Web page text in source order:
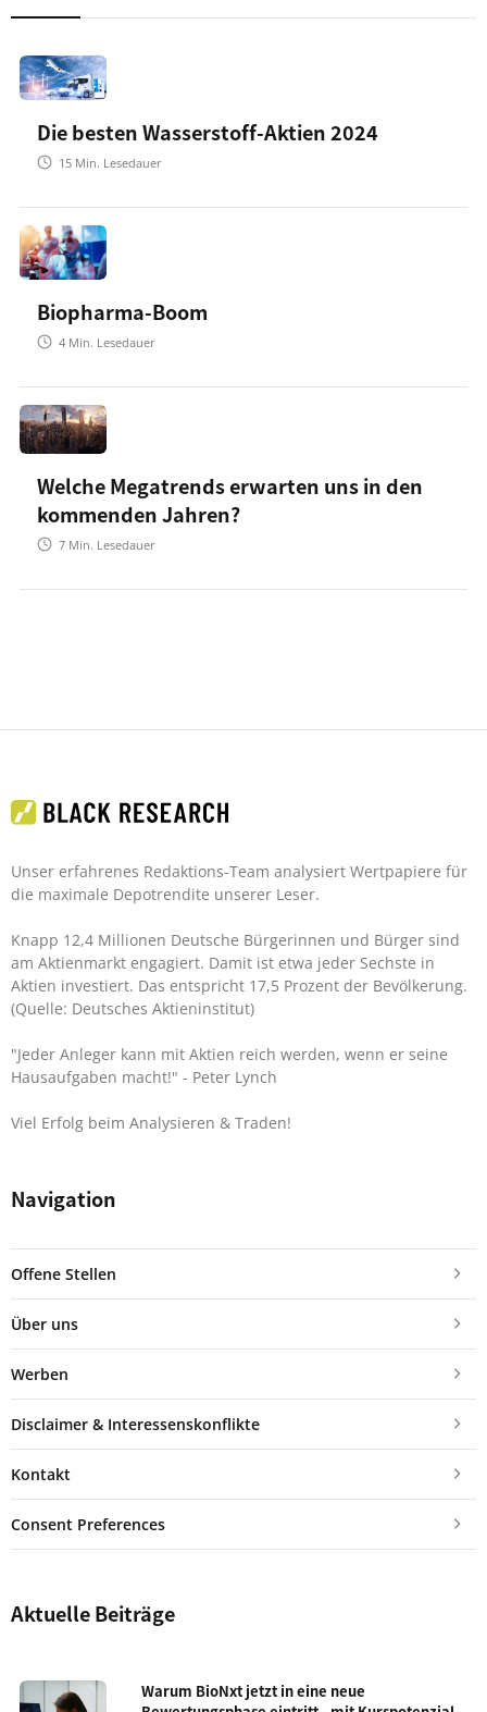
Die besten Wasserstoff-Aktien 2024
15 Min. Lesedauer
Biopharma-Boom
4 Min. Lesedauer
Welche Megatrends erwarten uns in den
kommenden Jahren?
7 Min. Lesedauer
Unser erfahrenes Redaktions-Team analysiert Wertpapiere für
die maximale Depotrendite unserer Leser.
Knapp 12,4 Millionen Deutsche Bürgerinnen und Bürger sind
am Aktienmarkt engagiert. Damit ist etwa jeder Sechste in
Aktien investiert. Das entspricht 17,5 Prozent der Bevölkerung.
(Quelle: Deutsches Aktieninstitut)
"Jeder Anleger kann mit Aktien reich werden, wenn er seine
Hausaufgaben macht!" - Peter Lynch
Viel Erfolg beim Analysieren & Traden!
Navigation
Offene Stellen
Über uns
Werben
Disclaimer & Interessenskonflikte
Kontakt
Consent Preferences
Aktuelle Beiträge
Warum BioNxt jetzt in eine neue